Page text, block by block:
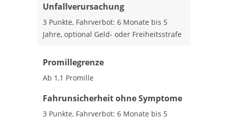
Unfallverursachung
3 Punkte, Fahrverbot: 6 Monate bis 5
Jahre, optional Geld- oder Freiheitsstrafe
Promillegrenze
Ab 1,1 Promille
Fahrunsicherheit ohne Symptome
3 Punkte, Fahrverbot: 6 Monate bis 5